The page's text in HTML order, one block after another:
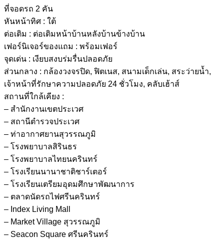
ที่จอดรถ 2 คัน
หันหน้าทิศ : ใต้
ต่อเติม : ต่อเติมหน้าบ้านหลังบ้านข้างบ้าน
เฟอร์นิเจอร์ของแถม : พร้อมเฟอร์
จุดเด่น : เงียบสงบร่มรื่นปลอดภัย
ส่วนกลาง : กล้องวงจรปิด, ฟิตเนส, สนามเด็กเล่น, สระว่ายน้ำ,
เจ้าหน้าที่รักษาความปลอดภัย 24 ชั่วโมง, คลับเฮ้าส์
สถานที่ใกล้เคียง :
– สำนักงานเขตประเวศ
– สถานีตำรวจประเวศ
– ท่าอากาศยานสุวรรณภูมิ
– โรงพยาบาลสิรินธร
– โรงพยาบาลไทยนครินทร์
– โรงเรียนนานาชาติชาร์เตอร์
– โรงเรียนเตรียมอุดมศึกษาพัฒนาการ
– ตลาดนัดรถไฟศรีนครินทร์
– Index Living Mall
– Market Village สุวรรณภูมิ
– Seacon Square ศรีนครินทร์